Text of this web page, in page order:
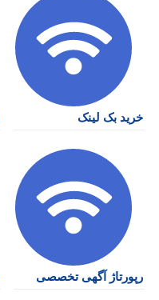
خرید بک لینک
رپورتاژ آگهی تخصصی